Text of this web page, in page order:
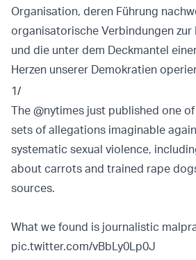
Organisation, deren Führung
organisatorische Verbindungen zur
und die unter dem Deckmantel
Herzen unserer Demokratien
1/
The @nytimes just published one
sets of allegations imaginable
systematic sexual violence,
about carrots and trained rape
sources.
What we found is journalistic
pic.twitter.com/vBbLy0Lp0J